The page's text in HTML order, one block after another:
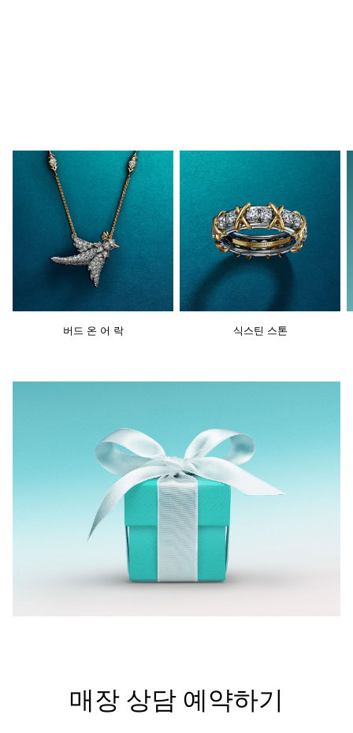
버드 온 어 락 식스틴 스톤
매장 상담 예약하기